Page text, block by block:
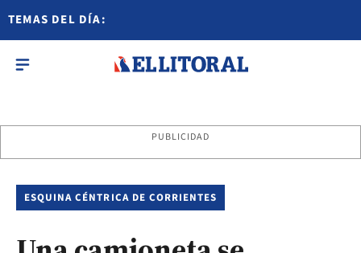
TEMAS DEL DÍA:
PUBLICIDAD
ESQUINA CÉNTRICA DE CORRIENTES